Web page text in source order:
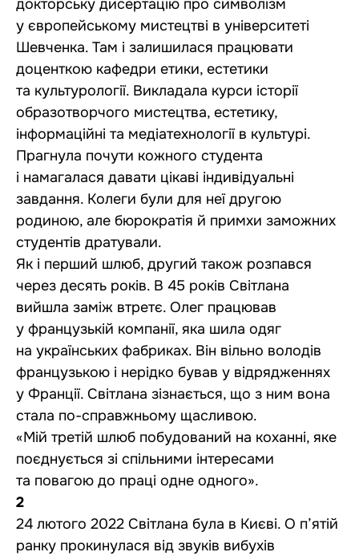
докторську дисертацію про символізм
у європейському мистецтві в університеті
Шевченка. Там і залишилася працювати
доценткою кафедри етики, естетики
та культурології. Викладала курси історії
образотворчого мистецтва, естетику,
інформаційні та медіатехнології в культурі.
Прагнула почути кожного студента
і намагалася давати цікаві індивідуальні
завдання. Колеги були для неї другою
родиною, але бюрократія й примхи заможних
студентів дратували.
Як і перший шлюб, другий також розпався
через десять років. В 45 років Світлана
вийшла заміж втретє. Олег працював
у французькій компанії, яка шила одяг
на українських фабриках. Він вільно володів
французькою і нерідко бував у відрядженнях
у Франції. Світлана зізнається, що з ним вона
стала по-справжньому щасливою.
«Мій третій шлюб побудований на коханні, яке
поєднується зі спільними інтересами
та повагою до праці одне одного».
2
24 лютого 2022 Світлана була в Києві. О п’ятій
ранку прокинулася від звуків вибухів